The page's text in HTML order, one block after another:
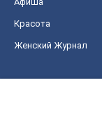
Красота
Женский Журнал